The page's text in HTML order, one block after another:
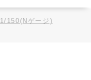
1/150(Nゲージ)